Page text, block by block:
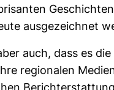
aus­ge­zeichnet
auch, dass es
regio­nalen